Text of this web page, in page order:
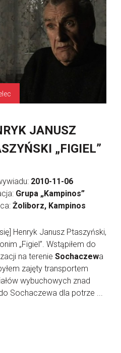
JANUSZ
„FIGIEL”
2010-11-06
Grupa „Kampinos”
Żoliborz, Kampinos
Henryk Janusz Ptaszyński,
„Figiel”. Wstąpiłem do
na terenie Sochaczewa
zajęty transportem
wybuchowych znad
Sochaczewa dla potrze ...